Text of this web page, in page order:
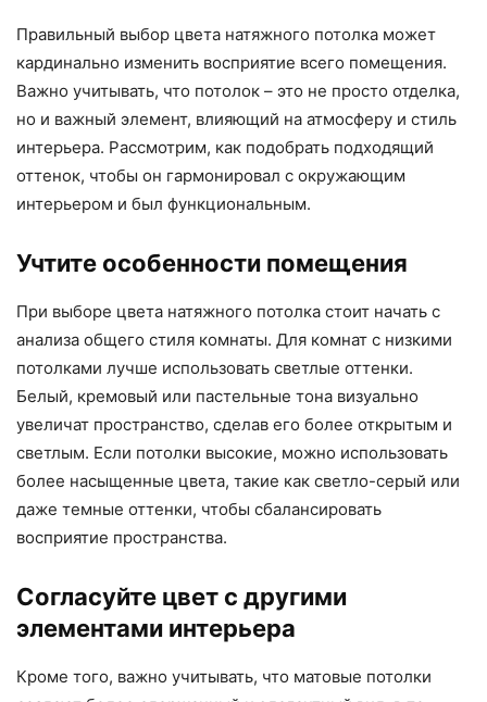
Правильный выбор цвета натяжного потолка может
кардинально изменить восприятие всего помещения.
Важно учитывать, что потолок – это не просто отделка,
но и важный элемент, влияющий на атмосферу и стиль
интерьера. Рассмотрим, как подобрать подходящий
оттенок, чтобы он гармонировал с окружающим
интерьером и был функциональным.
Учтите особенности помещения
При выборе цвета натяжного потолка стоит начать с
анализа общего стиля комнаты. Для комнат с низкими
потолками лучше использовать светлые оттенки.
Белый, кремовый или пастельные тона визуально
увеличат пространство, сделав его более открытым и
светлым. Если потолки высокие, можно использовать
более насыщенные цвета, такие как светло-серый или
даже темные оттенки, чтобы сбалансировать
восприятие пространства.
Согласуйте цвет с другими
элементами интерьера
Кроме того, важно учитывать, что матовые потолки